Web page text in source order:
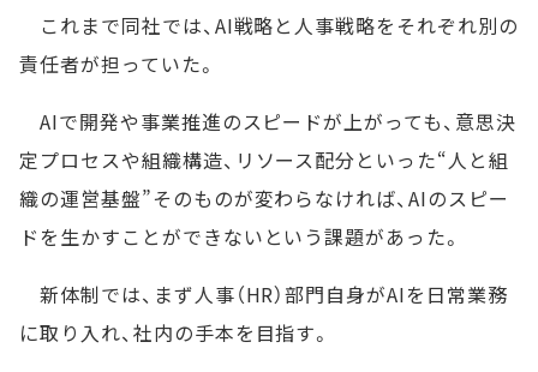
これまで同社では、AI戦略と人事戦略をそれぞれ別の
責任者が担っていた。
AIで開発や事業推進のスピードが上がっても、意思決
定プロセスや組織構造、リソース配分といった“人と組
織の運営基盤”そのものが変わらなければ、AIのスピー
ドを生かすことができないという課題があった。
新体制では、まず人事（HR）部門自身がAIを日常業務
に取り入れ、社内の手本を目指す。